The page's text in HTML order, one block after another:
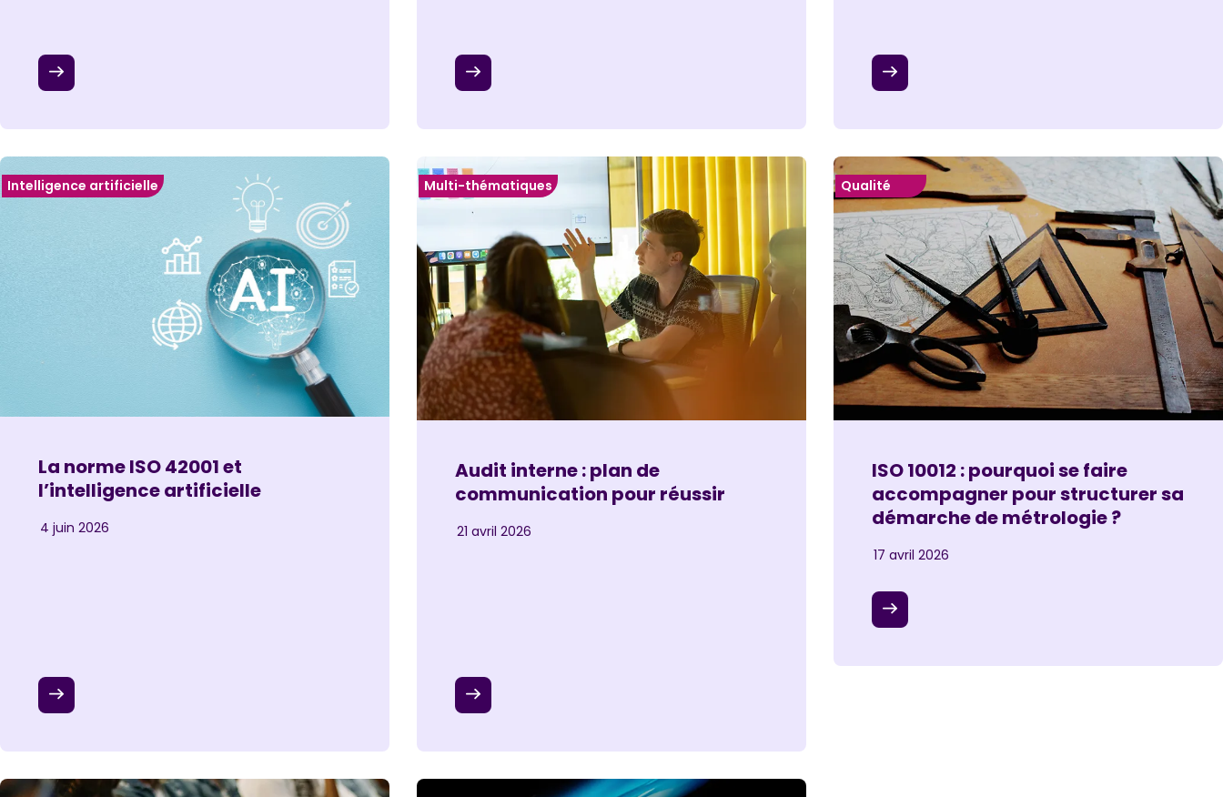
Intelligence artificielle
La norme ISO 42001 et
l’intelligence artificielle
4 juin 2026
Multi-thématiques
Audit interne : plan de
communication pour réussir
21 avril 2026
Qualité
ISO 10012 : pourquoi se faire
accompagner pour structurer sa
démarche de métrologie ?
17 avril 2026